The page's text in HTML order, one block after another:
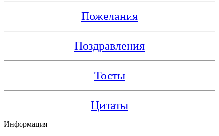
Пожелания
Поздравления
Тосты
Цитаты
Информация